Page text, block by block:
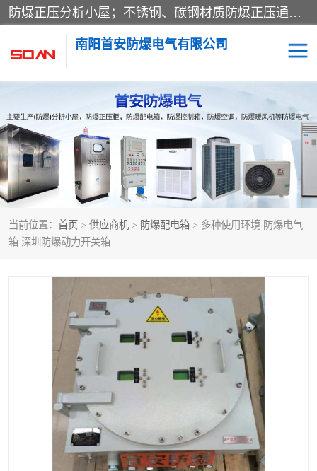
防爆正压分析小屋；不锈钢、碳钢材质防爆正压通风柜，分上下、左右、外挂三种款式；立式、挂式防爆配电柜体；不锈钢、碳钢防爆变频、磁力、星三角启动器；不锈钢、碳钢、铸铝防爆控制箱柜；可操作按键、多块式防爆仪表箱；多材质防爆接线箱；台式防爆电脑、防爆监视器。产品适配石油、化工、煤炭、电力、纺织、酿酒、航天、铁路、冶金、船舶、消防、市政等多行业工况使用。
南阳首安防爆电气有限公司
当前位置： 首页 > 供应商机 > 防爆配电箱 > 多种使用环境 防爆电气
箱 深圳防爆动力开关箱
防爆小屋 防爆正压柜
防爆空调 防爆配电箱
防爆控制箱 防爆接线箱
防爆操作柱 防爆监视显示器